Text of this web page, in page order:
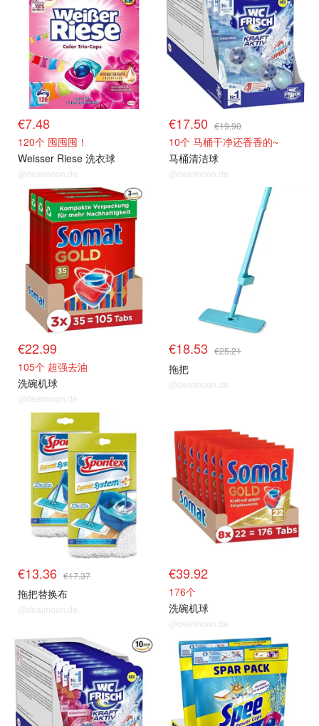
€7.48
120个 囤囤囤！
Weisser Riese 洗衣球
@dealmoon.de
€17.50 €19.90
10个 马桶干净还香香的~
马桶清洁球
@dealmoon.de
€22.99
105个 超强去油
洗碗机球
@dealmoon.de
€18.53 €25.21
拖把
@dealmoon.de
€13.36 €17.37
拖把替换布
@dealmoon.de
€39.92
176个
洗碗机球
@dealmoon.de